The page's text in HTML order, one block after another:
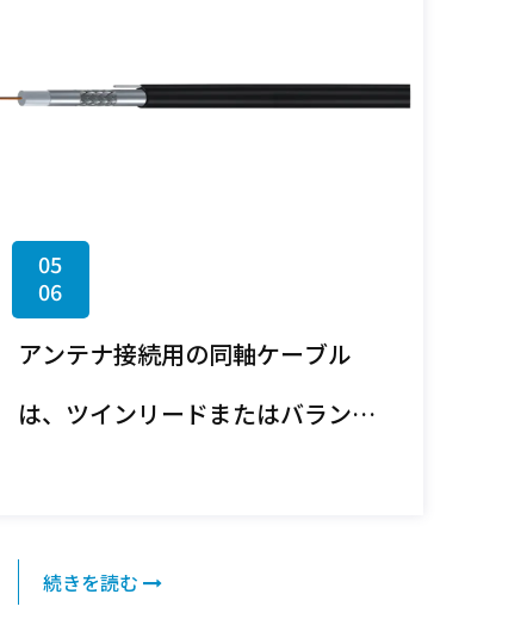
05
06
アンテナ接続用の同軸ケーブル
は、ツインリードまたはバランス
続きを読む